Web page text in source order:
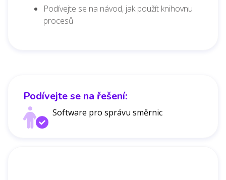
Podívejte se na řešení:
Software pro správu směrnic
Podívejte se na návod, jak použít knihovnu
procesů